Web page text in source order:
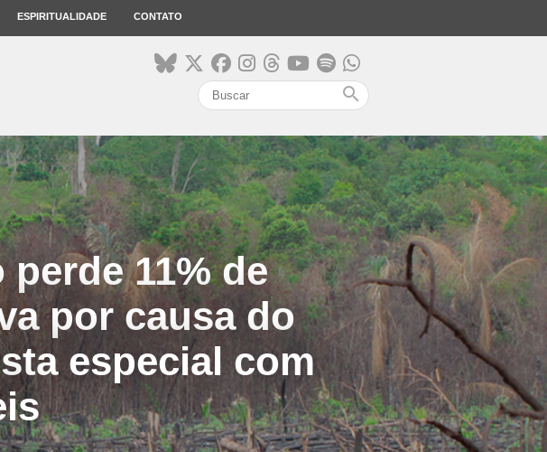
ESPIRITUALIDADE CONTATO
search
11% de
por causa do
especial com